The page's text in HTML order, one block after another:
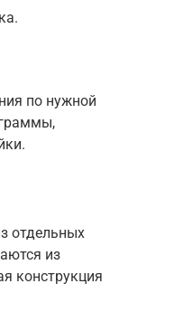
по нужной
отдельных
из
конструкция